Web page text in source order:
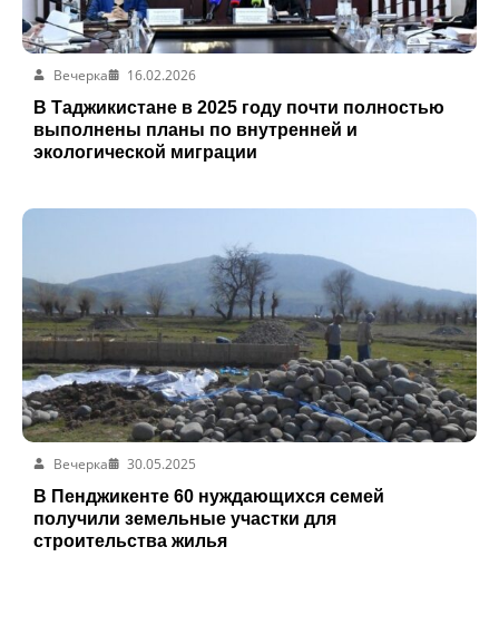
Вечерка
16.02.2026
В Таджикистане в 2025 году почти полностью
выполнены планы по внутренней и
экологической миграции
Вечерка
30.05.2025
В Пенджикенте 60 нуждающихся семей
получили земельные участки для
строительства жилья